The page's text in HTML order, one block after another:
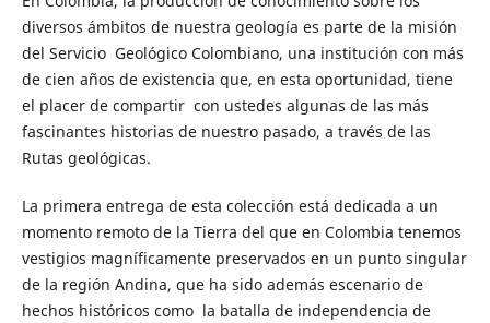
diversos ámbitos de nuestra geología es parte de la misión
del Servicio Geológico Colombiano, una institución con más
de cien años de existencia que, en esta oportunidad, tiene
el placer de compartir con ustedes algunas de las más
fascinantes historias de nuestro pasado, a través de las
Rutas geológicas.
La primera entrega de esta colección está dedicada a un
momento remoto de la Tierra del que en Colombia tenemos
vestigios magníficamente preservados en un punto singular
de la región Andina, que ha sido además escenario de
hechos históricos como la batalla de independencia de